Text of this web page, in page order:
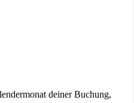
deiner Buchung,